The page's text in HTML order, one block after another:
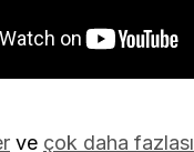
ve çok daha fazlası